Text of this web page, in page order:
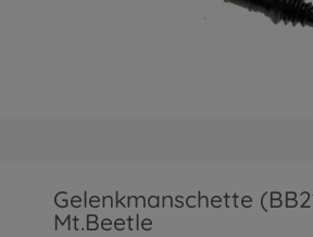
Gelenkmanschette
Mt.Beetle